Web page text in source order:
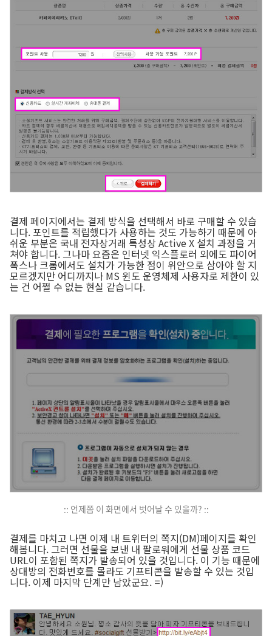
결제 페이지에서는 결제 방식을 선택해서 바로 구매할 수 있습
니다. 포인트를 적립했다가 사용하는 것도 가능하기 때문에 아
쉬운 부분은 국내 전자상거래 특성상 Active X 설치 과정을 거
쳐야 합니다. 그나마 요즘은 인터넷 익스플로러 외에도 파이어
폭스나 크롬에서도 설치가 가능한 점이 위안으로 삼아야 할 지
모르겠지만 어디까지나 MS 윈도 운영체제 사용자로 제한이 있
는 건 어쩔 수 없는 현실 같습니다.
:: 언제쯤 이 화면에서 벗어날 수 있을까? ::
결제를 마치고 나면 이제 내 트위터의 쪽지(DM)페이지를 확인
해봅니다. 그러면 선물을 보낸 내 팔로워에게 선물 상품 코드
URL이 포함된 쪽지가 발송되어 있을 것입니다. 이 기능 때문에
상대방의 전화번호를 몰라도 기프티콘을 발송할 수 있는 것입
니다. 이제 마지막 단계만 남았군요. =)